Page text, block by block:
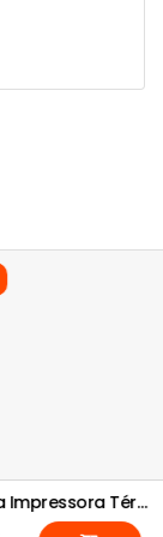
Papel Para Impressora Térmica